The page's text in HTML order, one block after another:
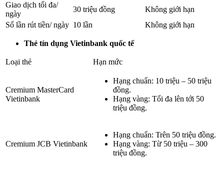
Giao dịch tối đa/
ngày
30 triệu đồng
Không giới hạn
Số lần rút tiền/ ngày 10 lần Không giới hạn
Thẻ tín dụng Vietinbank quốc tế
Loại thẻ Hạn mức
Cremium MasterCard
Vietinbank
Hạng chuẩn: 10 triệu – 50 triệu
đồng.
Hạng vàng: Tối đa lên tới 50
triệu đồng.
Cremium JCB Vietinbank
Hạng chuẩn: Trên 50 triệu đồng.
Hạng vàng: Từ 50 triệu – 300
triệu đồng.